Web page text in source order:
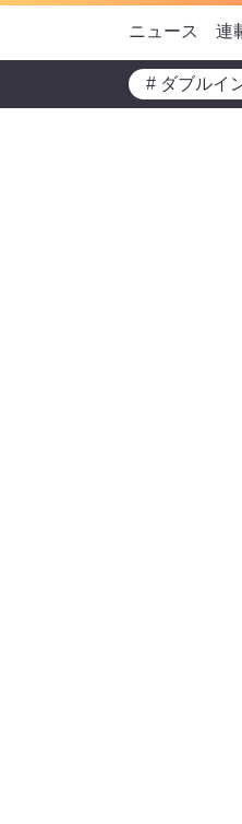
ニュース 連
# ダブルイ